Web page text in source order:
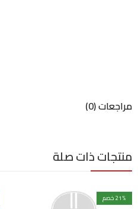
مراجعات (0)
منتجات ذات صلة
21% خصم